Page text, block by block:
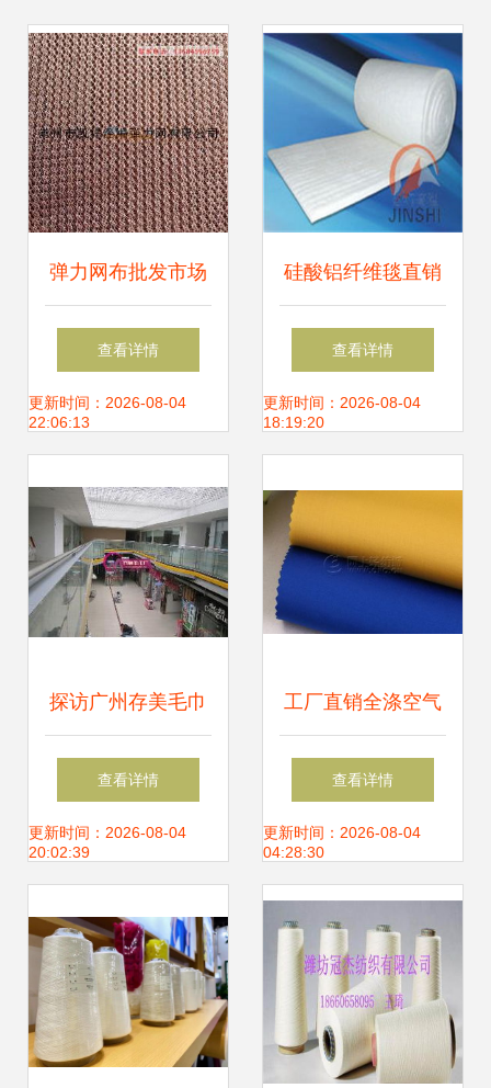
弹力网布批发市场
洞析 双针床工业导
流网直销供应的优
查看详情
更新时间：2026-08-04
22:06:13
硅酸铝纤维毯直销
优势解析 厂家直供
针刺毯的型号规格
售指南
查看详情
更新时间：2026-08-04
18:19:20
探访广州存美毛巾
厂 从源头看针纺织
品原料销售新商机
查看详情
更新时间：2026-08-04
20:02:39
工厂直销全涤空气
层针织面料 服装面
料的供应链优化与
价值分析
查看详情
更新时间：2026-08-04
04:28:30